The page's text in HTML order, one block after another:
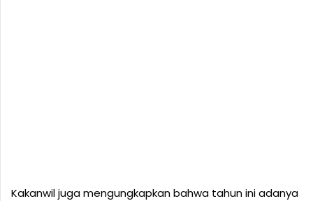
Kakanwil juga mengungkapkan bahwa tahun ini adanya